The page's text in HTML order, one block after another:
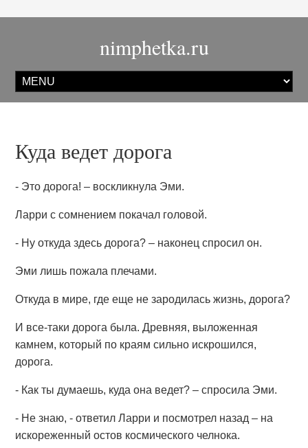
nimphetka.ru
Куда ведет дорога
- Это дорога! – воскликнула Эми.
Ларри с сомнением покачал головой.
- Ну откуда здесь дорога? – наконец спросил он.
Эми лишь пожала плечами.
Откуда в мире, где еще не зародилась жизнь, дорога?
И все-таки дорога была. Древняя, выложенная
камнем, который по краям сильно искрошился,
дорога.
- Как ты думаешь, куда она ведет? – спросила Эми.
- Не знаю, - ответил Ларри и посмотрел назад – на
искореженный остов космического челнока.